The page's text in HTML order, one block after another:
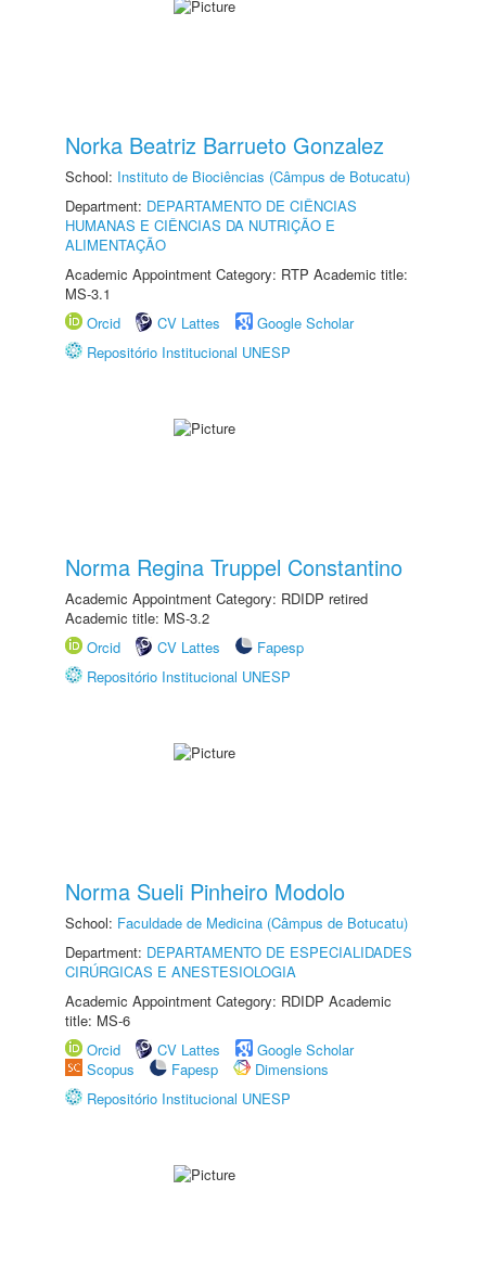
Norka Beatriz Barrueto Gonzalez
School: Instituto de Biociências (Câmpus de Botucatu)
Department: DEPARTAMENTO DE CIÊNCIAS
HUMANAS E CIÊNCIAS DA NUTRIÇÃO E
ALIMENTAÇÃO
Academic Appointment Category: RTP Academic title:
MS-3.1
Orcid
CV Lattes
Google Scholar
Repositório Institucional UNESP
Norma Regina Truppel Constantino
Academic Appointment Category: RDIDP retired
Academic title: MS-3.2
Orcid
CV Lattes
Fapesp
Repositório Institucional UNESP
Norma Sueli Pinheiro Modolo
School: Faculdade de Medicina (Câmpus de Botucatu)
Department: DEPARTAMENTO DE ESPECIALIDADES
CIRÚRGICAS E ANESTESIOLOGIA
Academic Appointment Category: RDIDP Academic
title: MS-6
Orcid
CV Lattes
Google Scholar
Scopus
Fapesp
Dimensions
Repositório Institucional UNESP